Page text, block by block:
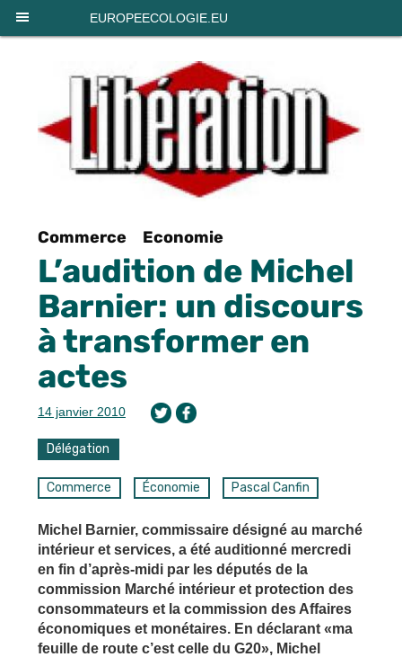
EUROPEECOLOGIE.EU
Commerce Economie
L’audition de Michel
Barnier: un discours
à transformer en
actes
14 janvier 2010
Délégation
Commerce Économie Pascal Canfin
Michel Barnier, commissaire désigné au marché
intérieur et services, a été auditionné mercredi
en fin d’après-midi par les députés de la
commission Marché intérieur et protection des
consommateurs et la commission des Affaires
économiques et monétaires. En déclarant «ma
feuille de route c’est celle du G20», Michel